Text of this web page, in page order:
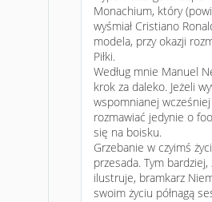
Monachium, który
wyśmiał Cristiano
modela, przy okazji
Piłki.
Według mnie Manuel
krok za daleko. Jeżeli
wspomnianej
rozmawiać jedynie o
się na boisku.
Grzebanie w czyimś
przesada. Tym
ilustruje, bramkarz
swoim życiu półnagą